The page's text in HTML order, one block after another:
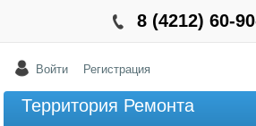
8 (4212) 60-
Войти Регистрация
Территория Ремонта